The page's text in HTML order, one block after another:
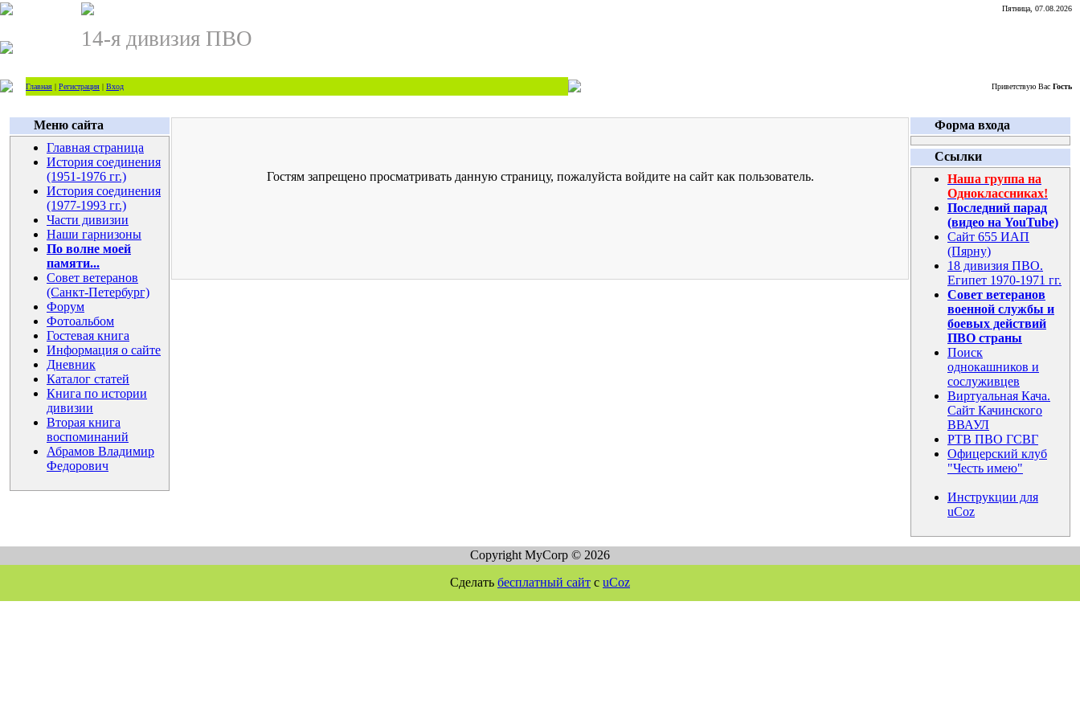
Пятница, 07.08.2026
14-я дивизия ПВО
Главная | Регистрация | Вход Приветствую Вас Гость
Меню сайта
Главная страница
История соединения
(1951-1976 гг.)
История соединения
(1977-1993 гг.)
Части дивизии
Наши гарнизоны
По волне моей
памяти...
Совет ветеранов
(Санкт-Петербург)
Форум
Фотоальбом
Гостевая книга
Информация о сайте
Дневник
Каталог статей
Книга по истории
дивизии
Вторая книга
воспоминаний
Абрамов Владимир
Федорович
Гостям запрещено просматривать данную страницу, пожалуйста войдите на сайт как пользователь.
Форма входа
Ссылки
Наша группа на
Одноклассниках!
Последний парад
(видео на YouTube)
Сайт 655 ИАП
(Пярну)
18 дивизия ПВО.
Египет 1970-1971 гг.
Совет ветеранов
военной службы и
боевых действий
ПВО страны
Поиск
однокашников и
сослуживцев
Виртуальная Кача.
Сайт Качинского
ВВАУЛ
РТВ ПВО ГСВГ
Офицерский клуб
"Честь имею"
Инструкции для
uCoz
Copyright MyCorp © 2026
Сделать бесплатный сайт с uCoz